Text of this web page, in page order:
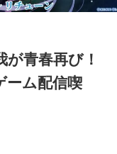
が青春再び！
ム配信喫